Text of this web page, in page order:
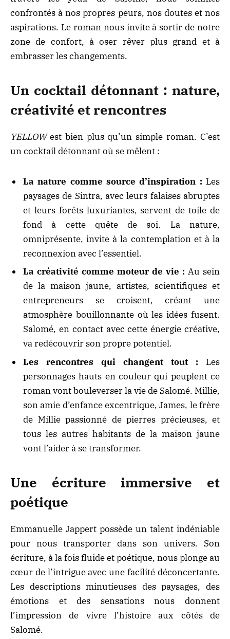
confrontés à nos propres peurs, nos doutes et nos
aspirations. Le roman nous invite à sortir de notre
zone de confort, à oser rêver plus grand et à
embrasser les changements.
Un cocktail détonnant : nature,
créativité et rencontres
YELLOWest bien plus qu’un simple roman. C’est
un cocktail détonnant où se mêlent :
La nature comme source d’inspiration : Les
paysages de Sintra, avec leurs falaises abruptes
et leurs forêts luxuriantes, servent de toile de
fond à cette quête de soi. La nature,
omniprésente, invite à la contemplation et à la
reconnexion avec l’essentiel.
La créativité comme moteur de vie : Au sein
de la maison jaune, artistes, scientifiques et
entrepreneurs se croisent, créant une
atmosphère bouillonnante où les idées fusent.
Salomé, en contact avec cette énergie créative,
va redécouvrir son propre potentiel.
Les rencontres qui changent tout : Les
personnages hauts en couleur qui peuplent ce
roman vont bouleverser la vie de Salomé. Millie,
son amie d’enfance excentrique, James, le frère
de Millie passionné de pierres précieuses, et
tous les autres habitants de la maison jaune
vont l’aider à se transformer.
Une écriture immersive et
poétique
Emmanuelle Jappert possède un talent indéniable
pour nous transporter dans son univers. Son
écriture, à la fois fluide et poétique, nous plonge au
cœur de l’intrigue avec une facilité déconcertante.
Les descriptions minutieuses des paysages, des
émotions et des sensations nous donnent
l’impression de vivre l’histoire aux côtés de
Salomé.